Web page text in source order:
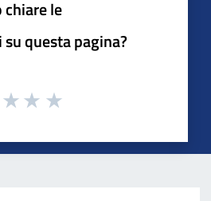
chiare le
questa pagina?